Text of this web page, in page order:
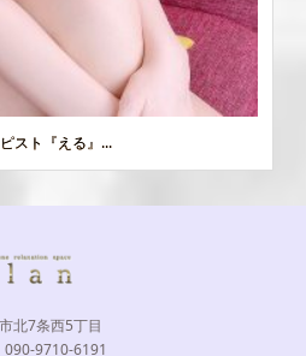
スト『える』...
北7条西5丁目
090-9710-6191